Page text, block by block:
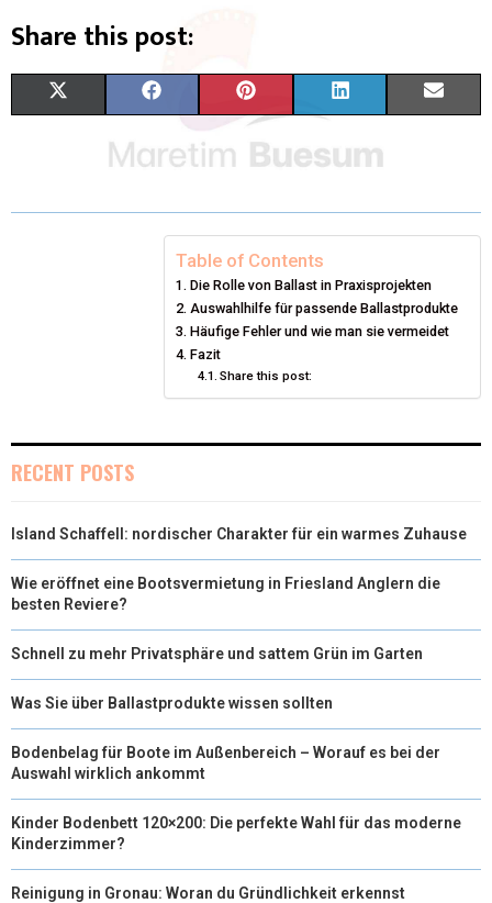
Share this post:
W
)
C
E
B
O
O
T
R
E
S
N
K
D
I
I
Table of Contents
Die Rolle von Ballast in Praxisprojekten
Auswahlhilfe für passende Ballastprodukte
Häufige Fehler und wie man sie vermeidet
Fazit
Share this post:
RECENT POSTS
Island Schaffell: nordischer Charakter für ein warmes Zuhause
Wie eröffnet eine Bootsvermietung in Friesland Anglern die
besten Reviere?
Schnell zu mehr Privatsphäre und sattem Grün im Garten
Was Sie über Ballastprodukte wissen sollten
Bodenbelag für Boote im Außenbereich – Worauf es bei der
Auswahl wirklich ankommt
Kinder Bodenbett 120×200: Die perfekte Wahl für das moderne
Kinderzimmer?
Reinigung in Gronau: Woran du Gründlichkeit erkennst